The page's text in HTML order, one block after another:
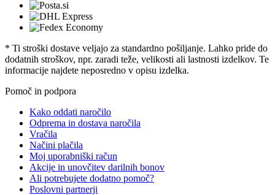
* Ti stroški dostave veljajo za standardno pošiljanje. Lahko pride do
dodatnih stroškov, npr. zaradi teže, velikosti ali lastnosti izdelkov. Te
informacije najdete neposredno v opisu izdelka.
Pomoč in podpora
Kako oddati naročilo
Odprema in dostava naročila
Vračila
Načini plačila
Moj uporabniški račun
Akcije in unovčitev darilnih bonov
Ali potrebujete dodatno pomoč?
Poslovni partnerji